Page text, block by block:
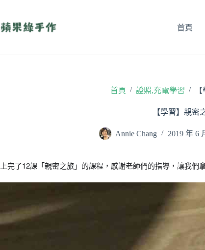
主
首頁
首頁 / 證照,充電學習 /
【學習】親密
Annie Chang 2019 年 6
上完了12課「親密之旅」的課程，感謝老師們的指導，讓我